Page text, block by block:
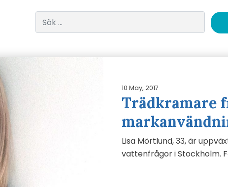
10 May, 2017
Trädkramare
Lisa Mörtlund, 33, är
vattenfrågor i Stockholm.